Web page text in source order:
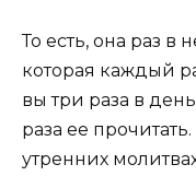
То есть, она раз в
которая каждый
вы три раза в
раза ее
утренних